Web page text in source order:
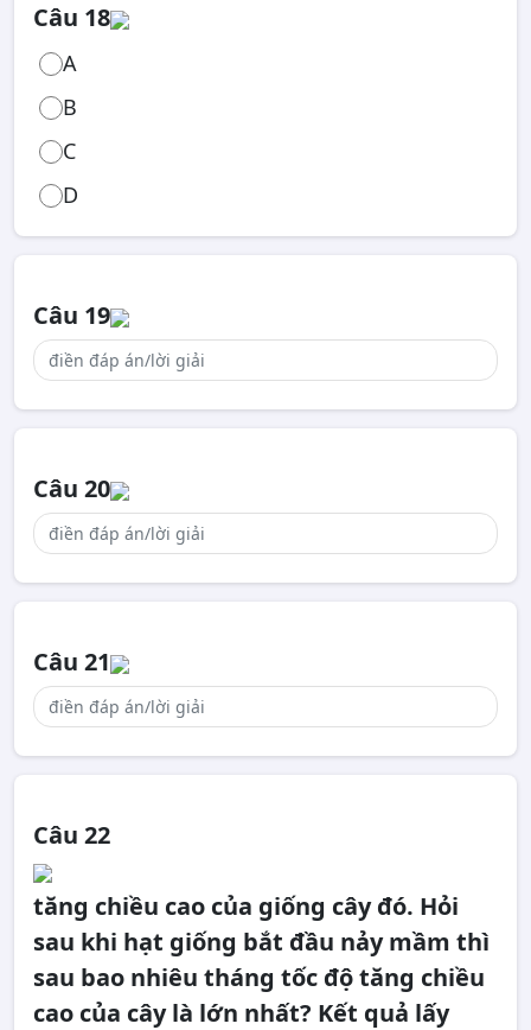
Câu 18
A
B
C
D
Câu 19
Câu 20
Câu 21
Câu 22
tăng chiều cao của giống cây đó. Hỏi
sau khi hạt giống bắt đầu nảy mầm thì
sau bao nhiêu tháng tốc độ tăng chiều
cao của cây là lớn nhất? Kết quả lấy